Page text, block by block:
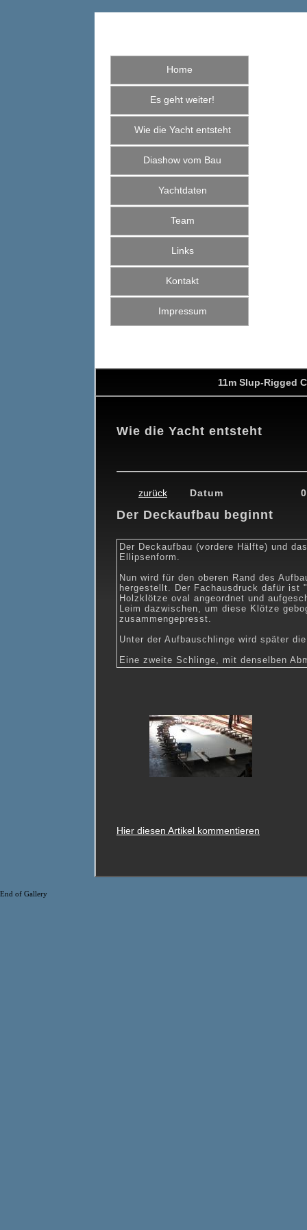
Home
Es geht weiter!
Wie die Yacht entsteht
Diashow vom Bau
Yachtdaten
Team
Links
Kontakt
Impressum
11m Slup-Rigged
Wie die Yacht entsteht
zurück Datum
Der Deckaufbau beginnt
Der Deckaufbau (vordere Hälfte) und
Ellipsenform.
Nun wird für den oberen Rand des
hergestellt. Der Fachausdruck dafür ist
Holzklötze oval angeordnet und
Leim dazwischen, um diese Klötze
zusammengepresst.
Unter der Aufbauschlinge wird später
Eine zweite Schlinge, mit denselben
Hier diesen Artikel kommentieren
End of Gallery